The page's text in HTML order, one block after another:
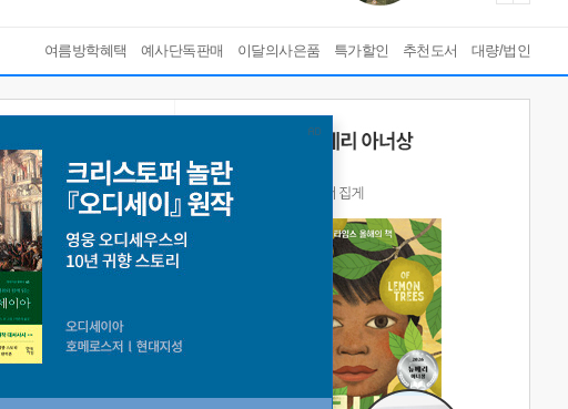
여름방학혜택 예사단독판매 이달의사은품 특가할인 추천도서 대량/법인